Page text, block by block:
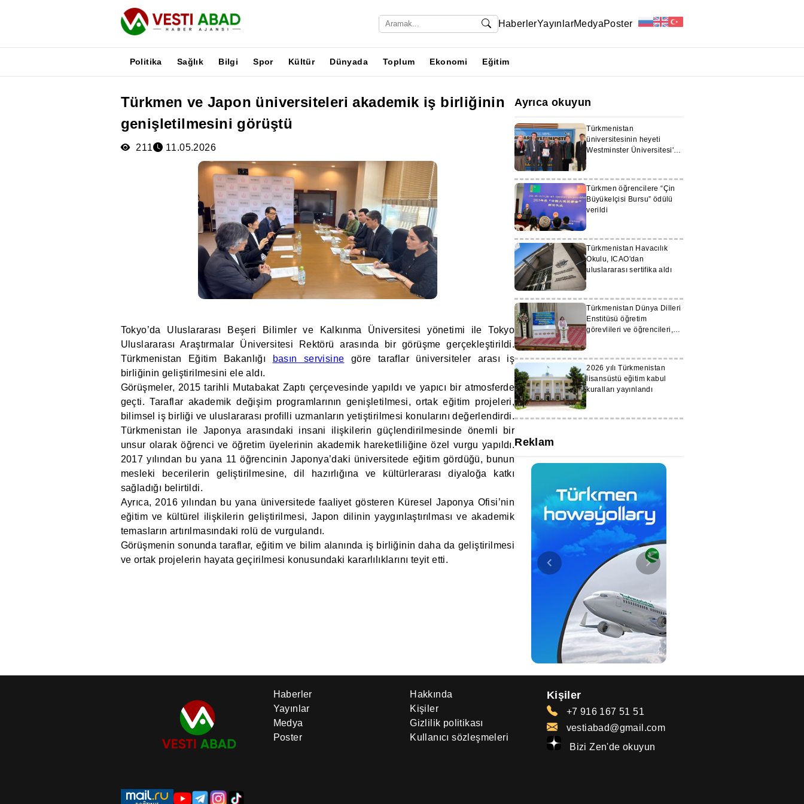
HaberlerYayınlarMedyaPoster
Politika Sağlık Bilgi Spor Kültür Dünyada Toplum Ekonomi Eğitim
Türkmen ve Japon üniversiteleri akademik iş birliğinin
genişletilmesini görüştü
211 11.05.2026
Tokyo’da Uluslararası Beşeri Bilimler ve Kalkınma Üniversitesi yönetimi ile Tokyo
Uluslararası Araştırmalar Üniversitesi Rektörü arasında bir görüşme gerçekleştirildi.
Türkmenistan Eğitim Bakanlığı
basın servisine göre taraflar üniversiteler arası iş
birliğinin geliştirilmesini ele aldı.
Görüşmeler, 2015 tarihli Mutabakat Zaptı çerçevesinde yapıldı ve yapıcı bir atmosferde
geçti. Taraflar akademik değişim programlarının genişletilmesi, ortak eğitim projeleri,
bilimsel iş birliği ve uluslararası profilli uzmanların yetiştirilmesi konularını değerlendirdi.
Türkmenistan ile Japonya arasındaki insani ilişkilerin güçlendirilmesinde önemli bir
unsur olarak öğrenci ve öğretim üyelerinin akademik hareketliliğine özel vurgu yapıldı.
2017 yılından bu yana 11 öğrencinin Japonya’daki üniversitede eğitim gördüğü, bunun
mesleki becerilerin geliştirilmesine, dil hazırlığına ve kültürlerarası diyaloğa katkı
sağladığı belirtildi.
Ayrıca, 2016 yılından bu yana üniversitede faaliyet gösteren Küresel Japonya Ofisi’nin
eğitim ve kültürel ilişkilerin geliştirilmesi, Japon dilinin yaygınlaştırılması ve akademik
temasların artırılmasındaki rolü de vurgulandı.
Görüşmenin sonunda taraflar, eğitim ve bilim alanında iş birliğinin daha da geliştirilmesi
ve ortak projelerin hayata geçirilmesi konusundaki kararlılıklarını teyit etti.
Ayrıca okuyun
Türkmenistan
üniversitesinin heyeti
Westminster Üniversitesi'ni
Türkmen öğrencilere “Çin
Büyükelçisi Bursu” ödülü
verildi
Türkmenistan Havacılık
Okulu, ICAO'dan
uluslararası sertifika aldı
Türkmenistan Dünya Dilleri
Enstitüsü öğretim
görevlileri ve öğrencileri,
aldı
2026 yılı Türkmenistan
lisansüstü eğitim kabul
kuralları yayınlandı
Reklam
Haberler
Yayınlar
Medya
Poster
Hakkında
Kişiler
Gizlilik politikası
Kullanıcı sözleşmeleri
Kişiler
+7 916 167 51 51
vestiabad@gmail.com
Bizi Zen'de okuyun